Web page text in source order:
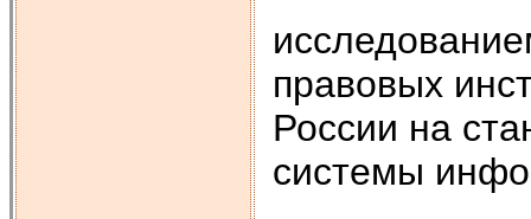
правовых
России на
системы